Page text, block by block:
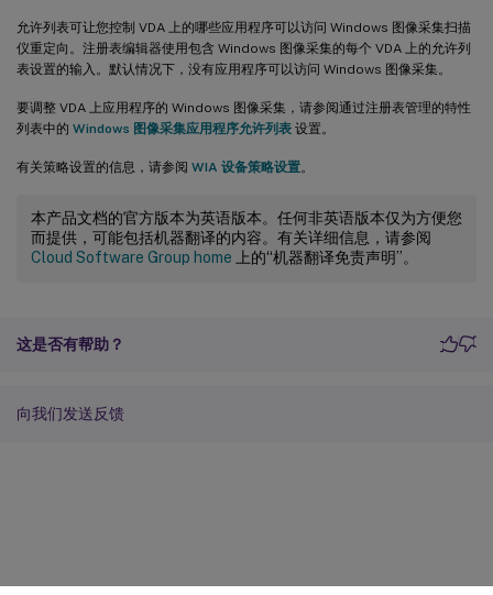
允许列表可让您控制 VDA 上的哪些应用程序可以访问 Windows 图像采集扫描
仪重定向。注册表编辑器使用包含 Windows 图像采集的每个 VDA 上的允许列
表设置的输入。默认情况下，没有应用程序可以访问 Windows 图像采集。
要调整 VDA 上应用程序的 Windows 图像采集，请参阅通过注册表管理的特性
列表中的 Windows 图像采集应用程序允许列表 设置。
有关策略设置的信息，请参阅 WIA 设备策略设置。
本产品文档的官方版本为英语版本。任何非英语版本仅为方便您
而提供，可能包括机器翻译的内容。有关详细信息，请参阅
Cloud Software Group home 上的“机器翻译免责声明”。
这是否有帮助？
向我们发送反馈